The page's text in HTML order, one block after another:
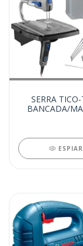
SERRA
BANCADA/
ESPIAR